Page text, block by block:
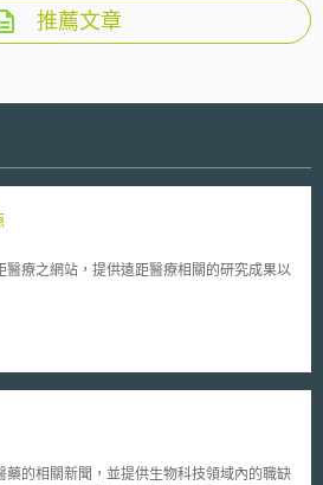
推薦文章
療之網站，提供遠距醫療相關的研究成果以
藥的相關新聞，並提供生物科技領域內的職缺